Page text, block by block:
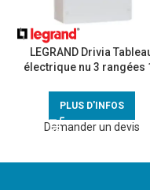
LEGRAND Drivia
électrique nu 3 rangées
PLUS D'INFOS
Demander un devis